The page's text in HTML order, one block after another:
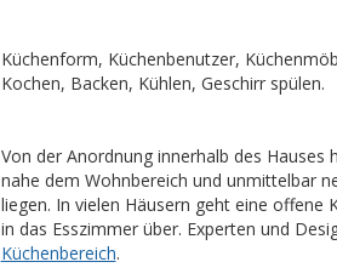
Küchenform, Küchenbenutzer,
Kochen, Backen, Kühlen, Geschirr spülen.
Von der Anordnung innerhalb des Hauses
nahe dem Wohnbereich und unmittelbar
liegen. In vielen Häusern geht eine offene
in das Esszimmer über. Experten und
Küchenbereich.